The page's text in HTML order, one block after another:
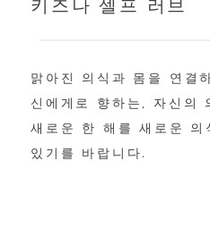
맑아진 의식과 몸을 연결
신에게로 향하는, 자신의
새로운 한 해를 새로운 의
있기를 바랍니다.